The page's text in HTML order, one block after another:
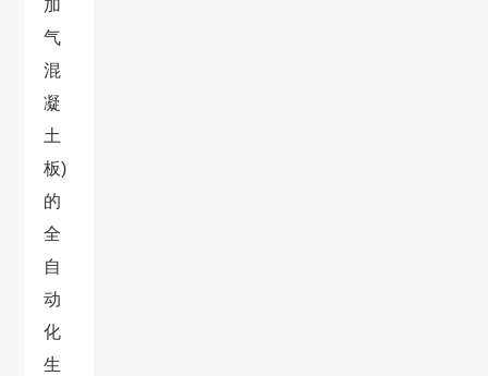
加
气
混
凝
土
板)
的
全
自
动
化
生